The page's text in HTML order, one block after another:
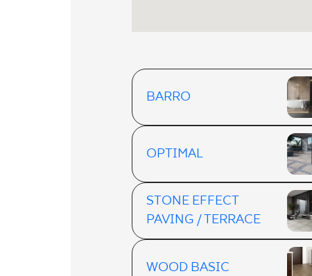
BARRO
OPTIMAL
STONE EFFECT
PAVING / TERRACE
WOOD BASIC